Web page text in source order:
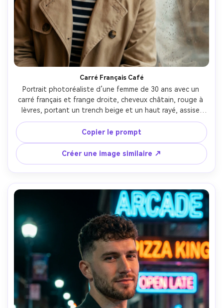
Carré Français Café
Portrait photoréaliste d’une femme de 30 ans avec un
carré français et frange droite, cheveux châtain, rouge à
lèvres, portant un trench beige et un haut rayé, assise
près d’une fenêtre de café avec gouttes de pluie, lumière
douce par la fenêtre, Sony A7IV, 50mm f/1.2, angle trois-
quarts, gros plan moyen, ambiance cinématographique
cosy, pores et cheveux réalistes, ombres naturelles, haute
résolution, grain subtil, étalonnage chaud --ar 4:5
Copier le prompt
Créer une image similaire ↗